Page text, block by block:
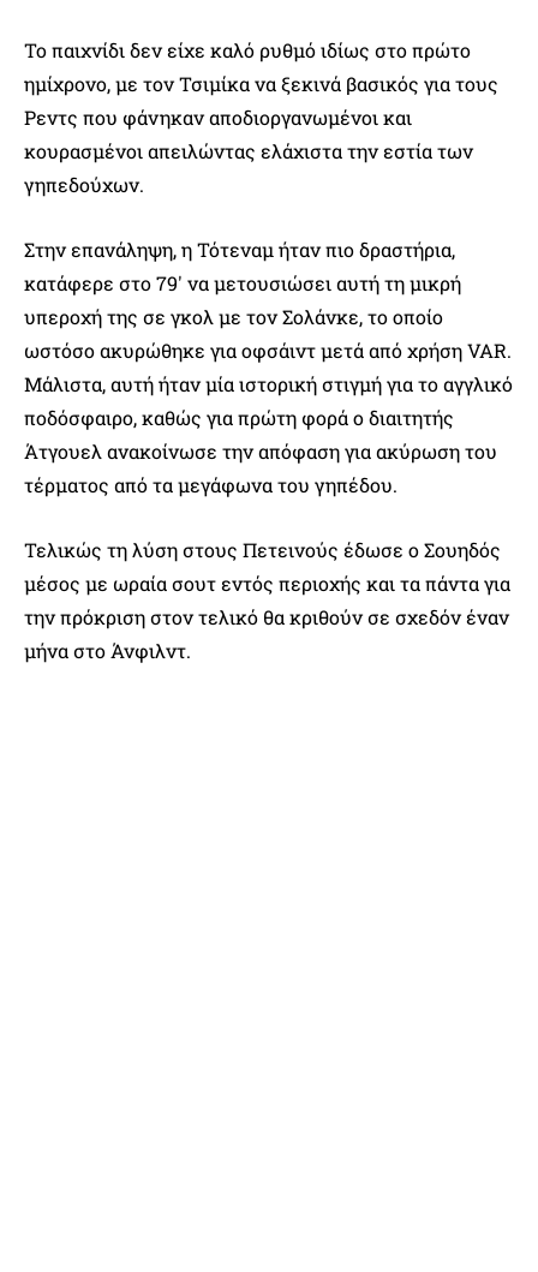
Το παιχνίδι δεν είχε καλό ρυθμό ιδίως στο πρώτο
ημίχρονο, με τον Τσιμίκα να ξεκινά βασικός για τους
Ρεντς που φάνηκαν αποδιοργανωμένοι και
κουρασμένοι απειλώντας ελάχιστα την εστία των
γηπεδούχων.
Στην επανάληψη, η Τότεναμ ήταν πιο δραστήρια,
κατάφερε στο 79′ να μετουσιώσει αυτή τη μικρή
υπεροχή της σε γκολ με τον Σολάνκε, το οποίο
ωστόσο ακυρώθηκε για οφσάιντ μετά από χρήση VAR.
Μάλιστα, αυτή ήταν μία ιστορική στιγμή για το αγγλικό
ποδόσφαιρο, καθώς για πρώτη φορά ο διαιτητής
Άτγουελ ανακοίνωσε την απόφαση για ακύρωση του
τέρματος από τα μεγάφωνα του γηπέδου.
Τελικώς τη λύση στους Πετεινούς έδωσε ο Σουηδός
μέσος με ωραία σουτ εντός περιοχής και τα πάντα για
την πρόκριση στον τελικό θα κριθούν σε σχεδόν έναν
μήνα στο Άνφιλντ.